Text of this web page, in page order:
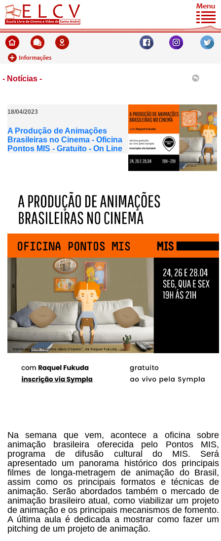
- Notícias -
18/04/2023
A Produção de Animações
Brasileiras no Cinema - Oficina
Pontos MIS - Gratuito - On Line
Na semana que vem, acontece a oficina sobre
animação brasileira oferecida pelo Pontos MIS,
programa de difusão cultural do MIS. Será
apresentado um panorama histórico dos principais
filmes de longa-metragem de animação do Brasil,
assim como os principais formatos e técnicas de
animação. Serão abordados também o mercado de
animação brasileiro atual, como viabilizar um projeto
de animação e os principais mecanismos de fomento.
A última aula é dedicada a mostrar como fazer um
pitching de um projeto de animação.